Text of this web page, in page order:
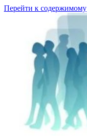
Перейти к содержимому